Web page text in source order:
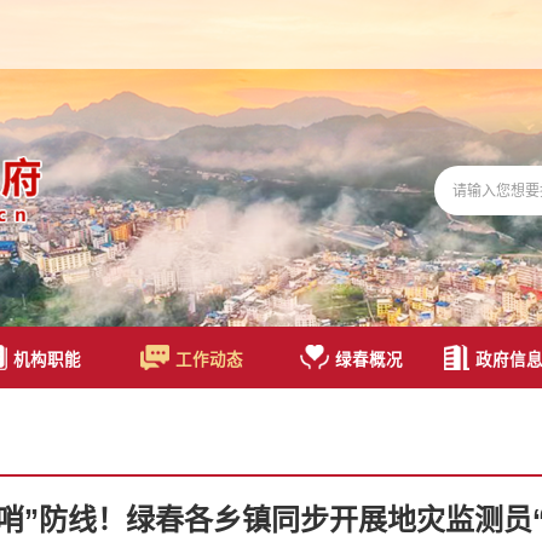
机构职能 工作动态 绿春概况 政府信
”防线！绿春各乡镇同步开展地灾监测员